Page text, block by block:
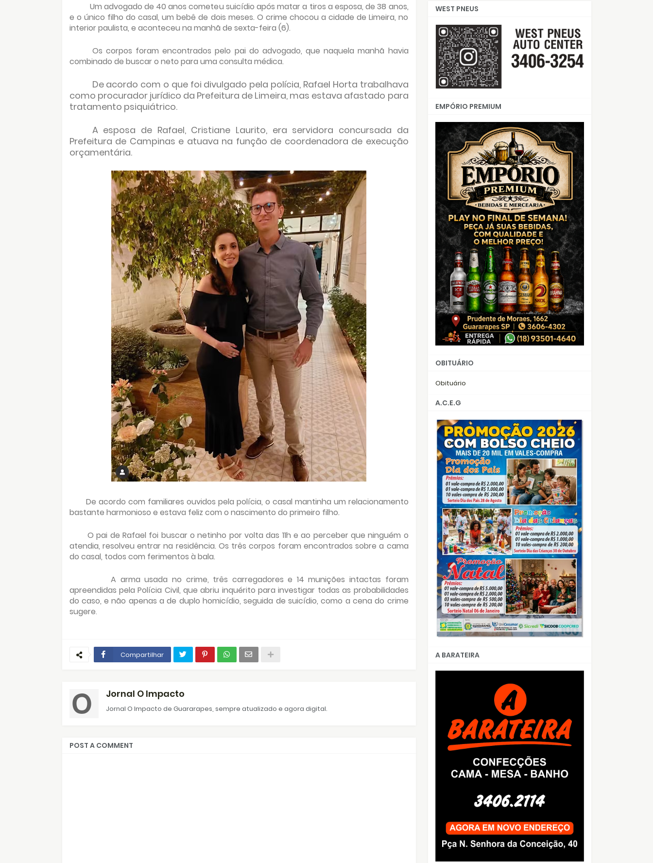
Um advogado de 40 anos cometeu suicídio após matar a tiros a esposa, de 38 anos,
e o único filho do casal, um bebê de dois meses. O crime chocou a cidade de Limeira, no
interior paulista, e aconteceu na manhã de sexta-feira (6).
Os corpos foram encontrados pelo pai do advogado, que naquela manhã havia
combinado de buscar o neto para uma consulta médica.
De acordo com o que foi divulgado pela polícia, Rafael Horta trabalhava
como procurador jurídico da Prefeitura de Limeira, mas estava afastado para
tratamento psiquiátrico.
A esposa de Rafael, Cristiane Laurito, era servidora concursada da
Prefeitura de Campinas e atuava na função de coordenadora de execução
orçamentária.
De acordo com familiares ouvidos pela polícia, o casal mantinha um relacionamento
bastante harmonioso e estava feliz com o nascimento do primeiro filho.
O pai de Rafael foi buscar o netinho por volta das 11h e ao perceber que ninguém o
atendia, resolveu entrar na residência. Os três corpos foram encontrados sobre a cama
do casal, todos com ferimentos à bala.
A arma usada no crime, três carregadores e 14 munições intactas foram
apreendidas pela Polícia Civil, que abriu inquérito para investigar todas as probabilidades
do caso, e não apenas a de duplo homicídio, seguida de suicídio, como a cena do crime
sugere.
Compartilhar
Jornal O Impacto
Jornal O Impacto de Guararapes, sempre atualizado e agora digital.
POST A COMMENT
WEST PNEUS
EMPÓRIO PREMIUM
OBITUÁRIO
Obituário
A.C.E.G
A BARATEIRA